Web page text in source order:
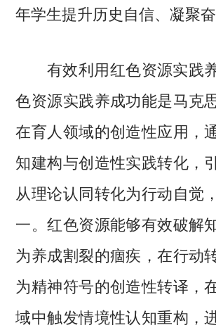
年学生提升历史自信、凝聚奋
有效利用红色资源实践
色资源实践养成功能是马克
在育人领域的创造性应用，
知建构与创造性实践转化，
从理论认同转化为行动自觉
一。红色资源能够有效破解
为养成割裂的痼疾，在行动
为精神符号的创造性转译，
域中触发情境性认知重构，